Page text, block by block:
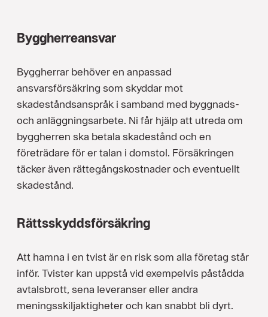
Byggherreansvar
Byggherrar behöver en anpassad
ansvarsförsäkring som skyddar mot
skadeståndsanspråk i samband med byggnads-
och anläggningsarbete. Ni får hjälp att utreda om
byggherren ska betala skadestånd och en
företrädare för er talan i domstol. Försäkringen
täcker även rättegångskostnader och eventuellt
skadestånd.
Rättsskyddsförsäkring
Att hamna i en tvist är en risk som alla företag står
inför. Tvister kan uppstå vid exempelvis påstådda
avtalsbrott, sena leveranser eller andra
meningsskiljaktigheter och kan snabbt bli dyrt.